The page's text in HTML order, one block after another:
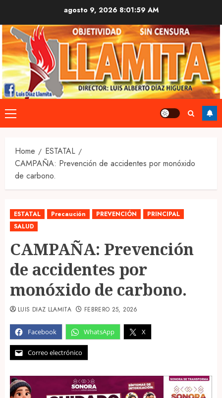
content
agosto 9, 2026 8:02:00 AM
Primary
Menu
Home
ESTATAL
CAMPAÑA: Prevención de accidentes por monóxido
de carbono.
ESTATAL Precaución PREVENCIÓN
PRINCIPAL
SALUD
CAMPAÑA: Prevención
de accidentes por
monóxido de carbono.
Facebook WhatsApp X
Correo electrónico
LUIS DIAZ LLAMITA FEBRERO 25, 2026